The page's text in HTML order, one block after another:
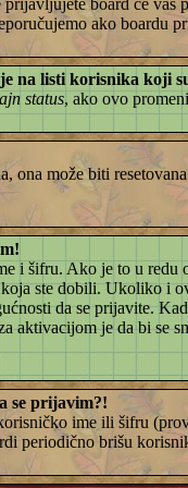
prijavljujete board će
ako boardu
na listi korisnika koji
status, ako ovo
ona može biti
i šifru. Ako je to u
ste dobili. Ukoliko i
da se prijavite.
aktivacijom je da bi se
se prijavim?!
ime ili šifru
periodično brišu